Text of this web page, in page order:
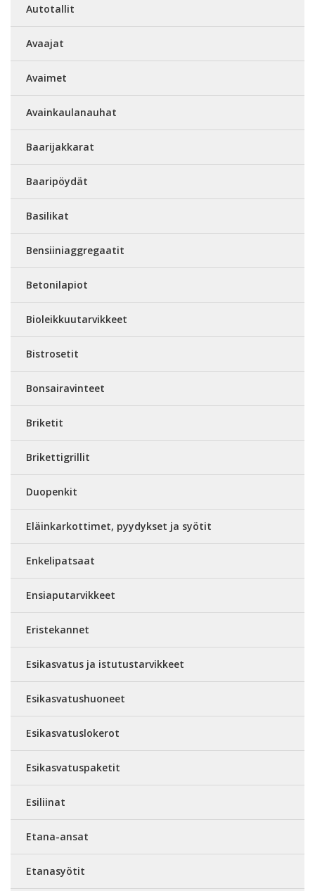
Autotallit
Avaajat
Avaimet
Avainkaulanauhat
Baarijakkarat
Baaripöydät
Basilikat
Bensiiniaggregaatit
Betonilapiot
Bioleikkuutarvikkeet
Bistrosetit
Bonsairavinteet
Briketit
Brikettigrillit
Duopenkit
Eläinkarkottimet, pyydykset ja syötit
Enkelipatsaat
Ensiaputarvikkeet
Eristekannet
Esikasvatus ja istutustarvikkeet
Esikasvatushuoneet
Esikasvatuslokerot
Esikasvatuspaketit
Esiliinat
Etana-ansat
Etanasyötit